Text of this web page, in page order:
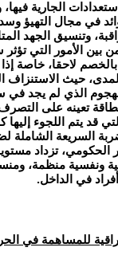
الجارية
في مجال التهيؤ
وتنسيق الجهد
بين الأمور التي تؤثر
بالخصم لاحقا، خاصة
حيث الاستنزاف
الذي لم يجد
تعينه على
قد يتم اللجوء إليها
السريعة الشاملة
تزداد
ونفسية منظمة،
في الداخل.
للمساهمة في